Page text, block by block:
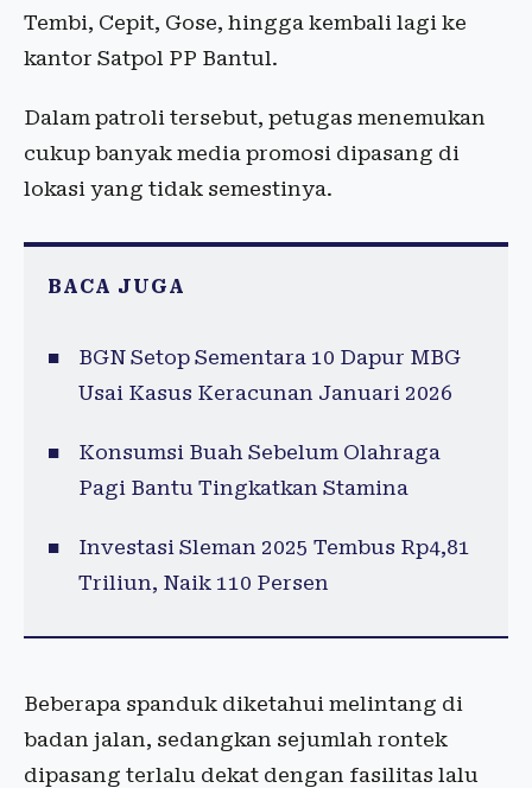
Tembi, Cepit, Gose, hingga kembali lagi ke
kantor Satpol PP Bantul.
Dalam patroli tersebut, petugas menemukan
cukup banyak media promosi dipasang di
lokasi yang tidak semestinya.
BACA JUGA
BGN Setop Sementara 10 Dapur MBG
Usai Kasus Keracunan Januari 2026
Konsumsi Buah Sebelum Olahraga
Pagi Bantu Tingkatkan Stamina
Investasi Sleman 2025 Tembus Rp4,81
Triliun, Naik 110 Persen
Beberapa spanduk diketahui melintang di
badan jalan, sedangkan sejumlah rontek
dipasang terlalu dekat dengan fasilitas lalu